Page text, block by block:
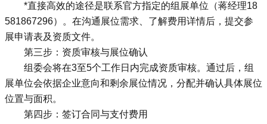
*直接高效的途径是联系官方指定的组展单位 （蒋经理18
581867296）
。在沟通展位需求、了解费用详情后，提交参
展申请表及资质文件。
第三步：资质审核与展位确认
组委会将在3至5个工作日内完成资质审核。通过后，组
展单位会依据企业意向和剩余展位情况，分配并确认具体展位
位置与面积。
第四步：签订合同与支付费用